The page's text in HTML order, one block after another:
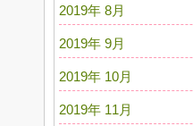
2019年 8月
2019年 9月
2019年 10月
2019年 11月